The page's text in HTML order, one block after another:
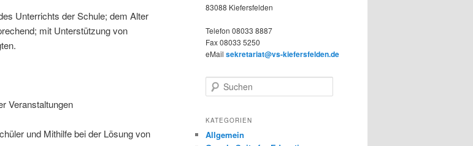
Unterrichts der Schule; dem Alter
mit Unterstützung von
Veranstaltungen
und Mithilfe bei der Lösung von
83088 Kiefersfelden
Telefon 08033 8887
Fax 08033 5250
eMail sekretariat@vs-kiefersfelden.de
u
h
n
KATEGORIEN
Allgemein